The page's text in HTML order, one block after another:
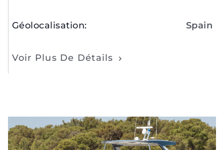
Géolocalisation: Spain
Voir Plus De Détails